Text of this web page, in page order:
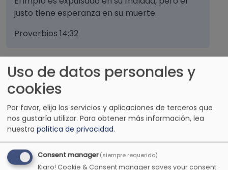
justo tiene esperanza en su muerte.
Proverbios 14:32
Los impíos huyen cuando ningún hombre los
persigue, pero los justos son valientes como un
león
Proverbios 28:1
Uso de datos personales y
cookies
Por favor, elija los servicios y aplicaciones de terceros que
nos gustaría utilizar. Para obtener más información, lea
nuestra política de privacidad.
Consent manager(siempre requerido)
Klaro! Cookie & Consent manager saves your consent